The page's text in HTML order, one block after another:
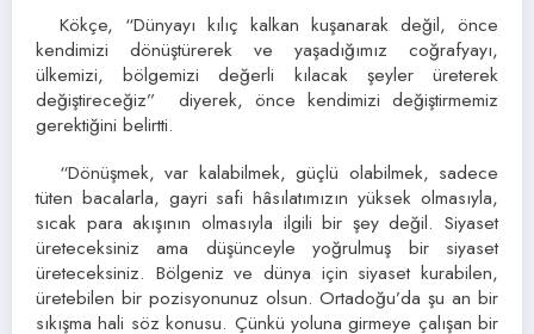
Kökçe, “Dünyayı kılıç kalkan kuşanarak değil, önce
kendimizi dönüştürerek ve yaşadığımız coğrafyayı,
ülkemizi, bölgemizi değerli kılacak şeyler üreterek
değiştireceğiz” diyerek, önce kendimizi değiştirmemiz
gerektiğini belirtti.
“Dönüşmek, var kalabilmek, güçlü olabilmek, sadece
tüten bacalarla, gayri safi hâsılatımızın yüksek olmasıyla,
sıcak para akışının olmasıyla ilgili bir şey değil. Siyaset
üreteceksiniz ama düşünceyle yoğrulmuş bir siyaset
üreteceksiniz. Bölgeniz ve dünya için siyaset kurabilen,
üretebilen bir pozisyonunuz olsun. Ortadoğu’da şu an bir
sıkışma hali söz konusu. Çünkü yoluna girmeye çalışan bir